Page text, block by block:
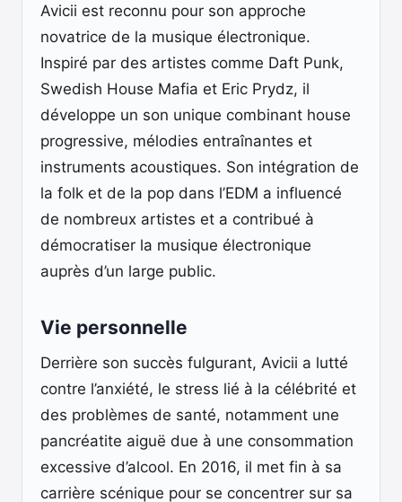
Avicii est reconnu pour son approche
novatrice de la musique électronique.
Inspiré par des artistes comme Daft Punk,
Swedish House Mafia et Eric Prydz, il
développe un son unique combinant house
progressive, mélodies entraînantes et
instruments acoustiques. Son intégration de
la folk et de la pop dans l’EDM a influencé
de nombreux artistes et a contribué à
démocratiser la musique électronique
auprès d’un large public.
Vie personnelle
Derrière son succès fulgurant, Avicii a lutté
contre l’anxiété, le stress lié à la célébrité et
des problèmes de santé, notamment une
pancréatite aiguë due à une consommation
excessive d’alcool. En 2016, il met fin à sa
carrière scénique pour se concentrer sur sa